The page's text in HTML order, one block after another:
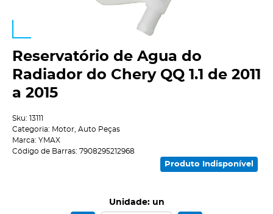
Reservatório de Agua do
Radiador do Chery QQ 1.1 de 2011
a 2015
Sku: 13111
Categoria: Motor Auto Peças
Marca: YMAX
Código de Barras: 7908295212968
Produto Indisponível
Unidade: un